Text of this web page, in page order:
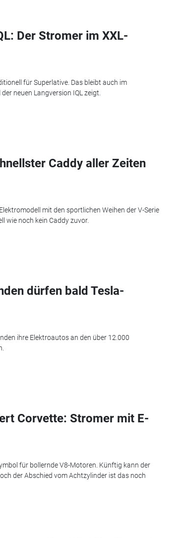
Der Stromer im XXL-
für Superlative. Das bleibt auch im
neuen Langversion IQL zeigt.
Caddy aller Zeiten
mit den sportlichen Weihen der V-Serie
wie noch kein Caddy zuvor.
dürfen bald Tesla-
ihre Elektroautos an den über 12.000
Corvette: Stromer mit E-
für bollernde V8-Motoren. Künftig kann der
der Abschied vom Achtzylinder ist das noch